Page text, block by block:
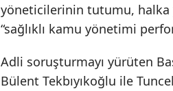
yöneticilerinin tutumu, halka
“sağlıklı kamu yönetimi
Adli soruşturmayı yürüten
Bülent Tekbıyıkoğlu ile